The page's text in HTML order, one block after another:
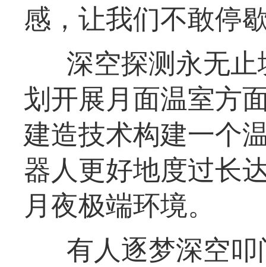
感，让我们不敢停
深空探测永无
划开展月面温室方
建造技术构建一个
器人更好地度过长
月夜极端环境。
有人逐梦深空